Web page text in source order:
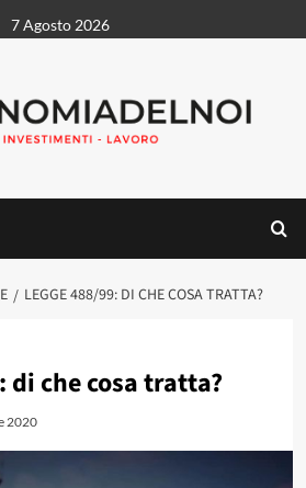
7 Agosto 2026
LEGGE 488/99: DI CHE COSA TRATTA?
di che cosa tratta?
2020